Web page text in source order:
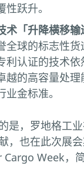
性跃升。
术「升降横移
全球的标志性
利认证的技术
越的高容量处
业金标准。
是，罗地格工
，也在此次展
Week，